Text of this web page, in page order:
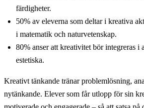
färdigheter.
50% av eleverna som deltar i kreativa
i matematik och naturvetenskap.
80% anser att kreativitet bör integreras i
estetiska.
Kreativt tänkande tränar problemlösning,
nytänkande. Elever som får utlopp för sin